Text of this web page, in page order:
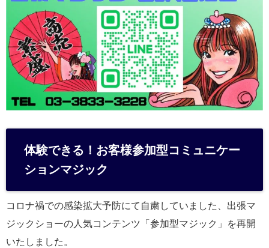
体験できる！お客様参加型コミュニケー
ションマジック
コロナ禍での感染拡大予防にて自粛していました、出張マ
ジックショーの人気コンテンツ「参加型マジック」を再開
いたしました。